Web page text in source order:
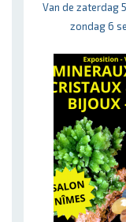
Van de zaterdag
zondag 6